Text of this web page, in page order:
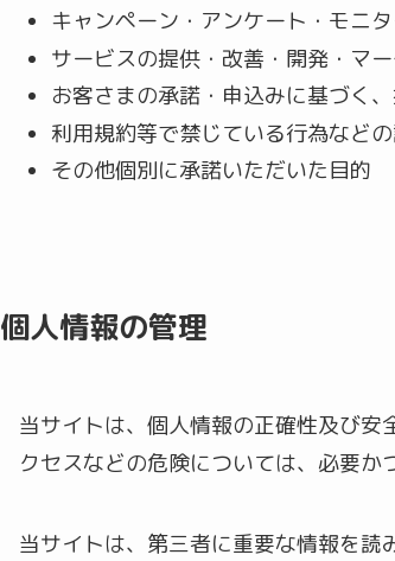
キャンペーン・アンケート・モニ
サービスの提供・改善・開発・マ
お客さまの承諾・申込みに基づく
利用規約等で禁じている行為など
その他個別に承諾いただいた目的
個人情報の管理
当サイトは、個人情報の正確性及び
クセスなどの危険については、必要か
当サイトは、第三者に重要な情報を読